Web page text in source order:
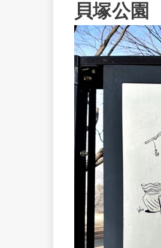
貝塚公園